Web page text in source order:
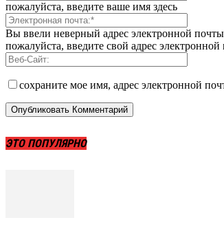
пожалуйста, введите ваше имя здесь
Вы ввели неверный адрес электронной
пожалуйста, введите свой адрес электронной
сохраните мое имя, адрес электронной
ЭТО ПОПУЛЯРНО